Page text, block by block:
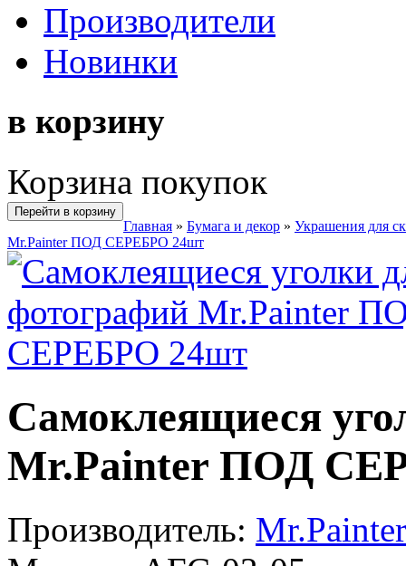
Производители
Новинки
в корзину
Корзина покупок
Перейти в корзину
Главная » Бумага и декор » Украшения для
Mr.Painter ПОД СЕРЕБРО 24шт
Самоклеящиеся
Mr.Painter ПОД
Производитель: Mr.Painter